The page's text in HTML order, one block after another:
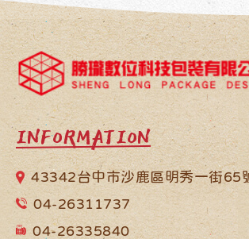
INFORMATION
43342台中市沙鹿區明秀一街65
04-26311737
04-26335840